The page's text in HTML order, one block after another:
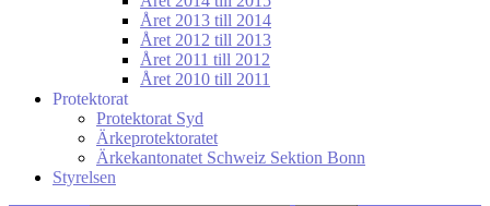
Året 2013 till 2014
Året 2012 till 2013
Året 2011 till 2012
Året 2010 till 2011
Protektorat
Protektorat Syd
Ärkeprotektoratet
Ärkekantonatet Schweiz Sektion Bonn
Styrelsen